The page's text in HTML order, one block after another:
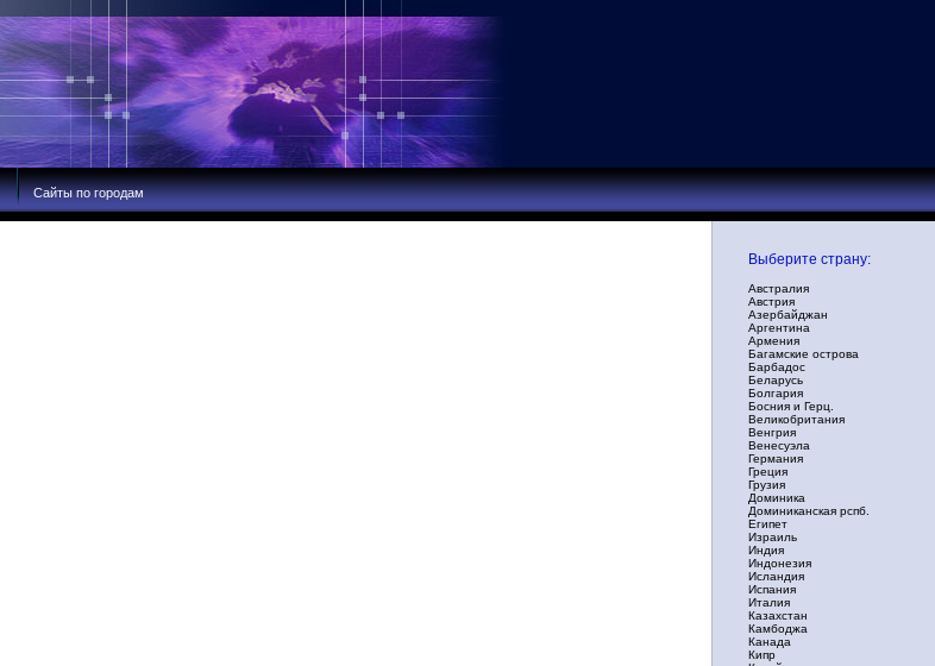
Сайты по городам
Выберите страну:
Австралия
Австрия
Азербайджан
Аргентина
Армения
Багамские острова
Барбадос
Беларусь
Болгария
Босния и Герц.
Великобритания
Венгрия
Венесуэла
Германия
Греция
Грузия
Доминика
Доминиканская рспб.
Египет
Израиль
Индия
Индонезия
Исландия
Испания
Италия
Казахстан
Камбоджа
Канада
Кипр